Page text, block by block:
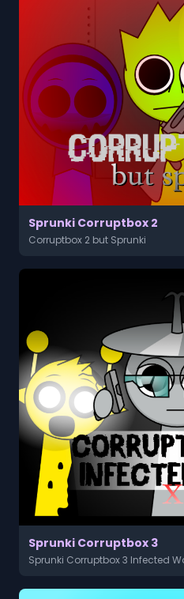
Sprunki Corruptbox 2
Corruptbox 2 but Sprunki
Sprunki Corruptbox 3
Sprunki Corruptbox 3 Infected